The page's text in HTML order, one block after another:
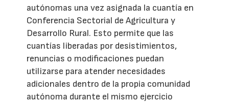
autónomas una vez asignada la cuantía en
Conferencia Sectorial de Agricultura y
Desarrollo Rural. Esto permite que las
cuantías liberadas por desistimientos,
renuncias o modificaciones puedan
utilizarse para atender necesidades
adicionales dentro de la propia comunidad
autónoma durante el mismo ejercicio